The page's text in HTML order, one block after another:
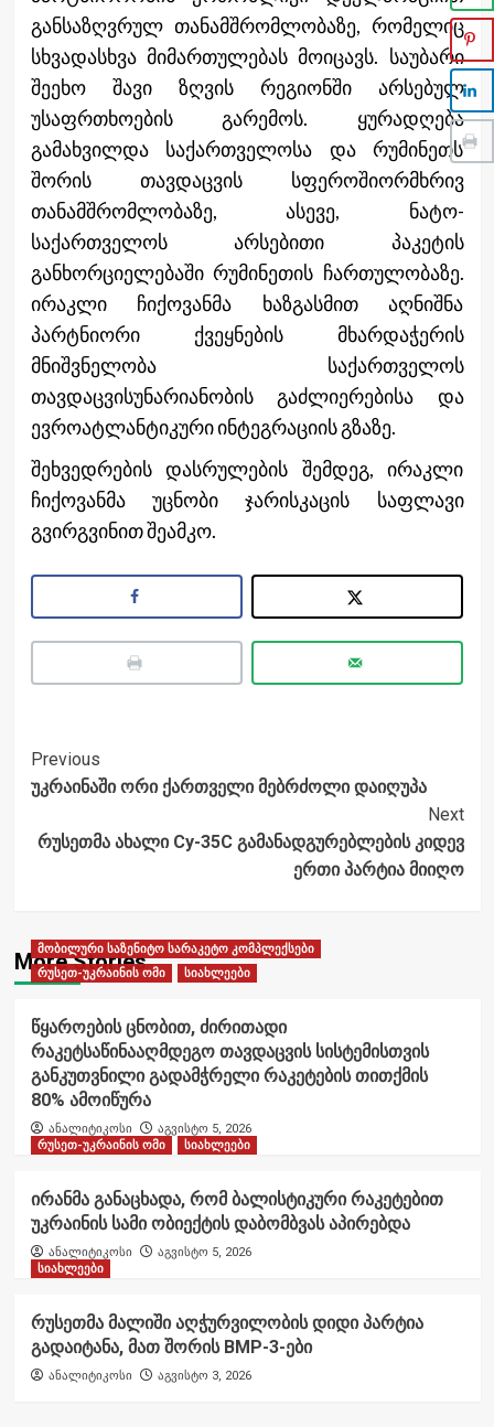
განსაზღვრულ თანამშრომლობაზე, რომელიც
სხვადასხვა მიმართულებას მოიცავს. საუბარი
შეეხო შავი ზღვის რეგიონში არსებულ
უსაფრთხოების გარემოს. ყურადღება
გამახვილდა საქართველოსა და რუმინეთს
შორის თავდაცვის სფეროშიორმხრივ
თანამშრომლობაზე, ასევე, ნატო-
საქართველოს არსებითი პაკეტის
განხორციელებაში რუმინეთის ჩართულობაზე.
ირაკლი ჩიქოვანმა ხაზგასმით აღნიშნა
პარტნიორი ქვეყნების მხარდაჭერის
მნიშვნელობა საქართველოს
თავდაცვისუნარიანობის გაძლიერებისა და
ევროატლანტიკური ინტეგრაციის გზაზე.
შეხვედრების დასრულების შემდეგ, ირაკლი
ჩიქოვანმა უცნობი ჯარისკაცის საფლავი
გვირგვინით შეამკო.
Post
Navigation
Previous
უკრაინაში ორი ქართველი მებრძოლი დაიღუპა
Next
რუსეთმა ახალი Су-35С გამანადგურებლების კიდევ
ერთი პარტია მიიღო
More Stories
მობილური საზენიტო სარაკეტო კომპლექსები
რუსეთ-უკრაინის ომი
სიახლეები
წყაროების ცნობით, ძირითადი
რაკეტსაწინააღმდეგო თავდაცვის სისტემისთვის
განკუთვნილი გადამჭრელი რაკეტების თითქმის
80% ამოიწურა
ანალიტიკოსი
აგვისტო 5, 2026
რუსეთ-უკრაინის ომი
სიახლეები
ირანმა განაცხადა, რომ ბალისტიკური რაკეტებით
უკრაინის სამი ობიექტის დაბომბვას აპირებდა
ანალიტიკოსი
აგვისტო 5, 2026
სიახლეები
რუსეთმა მალიში აღჭურვილობის დიდი პარტია
გადაიტანა, მათ შორის BMP-3-ები
ანალიტიკოსი აგვისტო 3, 2026